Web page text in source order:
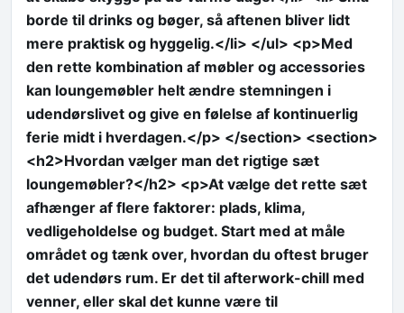
borde til drinks og bøger, så aftenen bliver lidt
mere praktisk og hyggelig.</li> </ul> <p>Med
den rette kombination af møbler og accessories
kan loungemøbler helt ændre stemningen i
udendørslivet og give en følelse af kontinuerlig
ferie midt i hverdagen.</p> </section> <section>
<h2>Hvordan vælger man det rigtige sæt
loungemøbler?</h2> <p>At vælge det rette sæt
afhænger af flere faktorer: plads, klima,
vedligeholdelse og budget. Start med at måle
området og tænk over, hvordan du oftest bruger
det udendørs rum. Er det til afterwork-chill med
venner, eller skal det kunne være til